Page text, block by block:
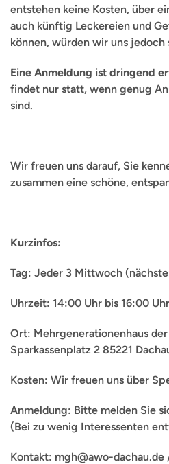
entstehen keine Kosten, über
auch künftig Leckereien und
können, würden wir uns jedoch
Eine Anmeldung ist dringend
findet nur statt, wenn genug
sind.
Wir freuen uns darauf, Sie
zusammen eine schöne,
Kurzinfos:
Tag: Jeder 3 Mittwoch
Uhrzeit: 14:00 Uhr bis 16:00 Uhr
Ort: Mehrgenerationenhaus
Sparkassenplatz 2 85221
Kosten: Wir freuen uns über
Anmeldung: Bitte melden Sie
(Bei zu wenig Interessenten
Kontakt: mgh@awo-dachau.de